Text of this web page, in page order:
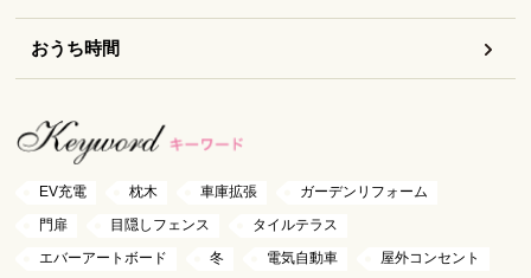
おうち時間
EV充電 枕木 車庫拡張
ガーデンリフォーム
門扉
目隠しフェンス
タイルテラス
エバーアートボード
冬 電気自動車
屋外コンセント